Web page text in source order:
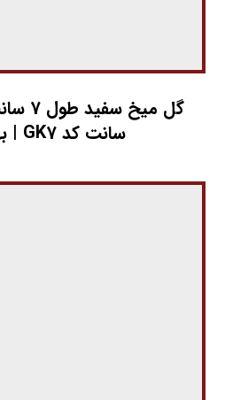
سانت کد GK7 | بهران انرژی